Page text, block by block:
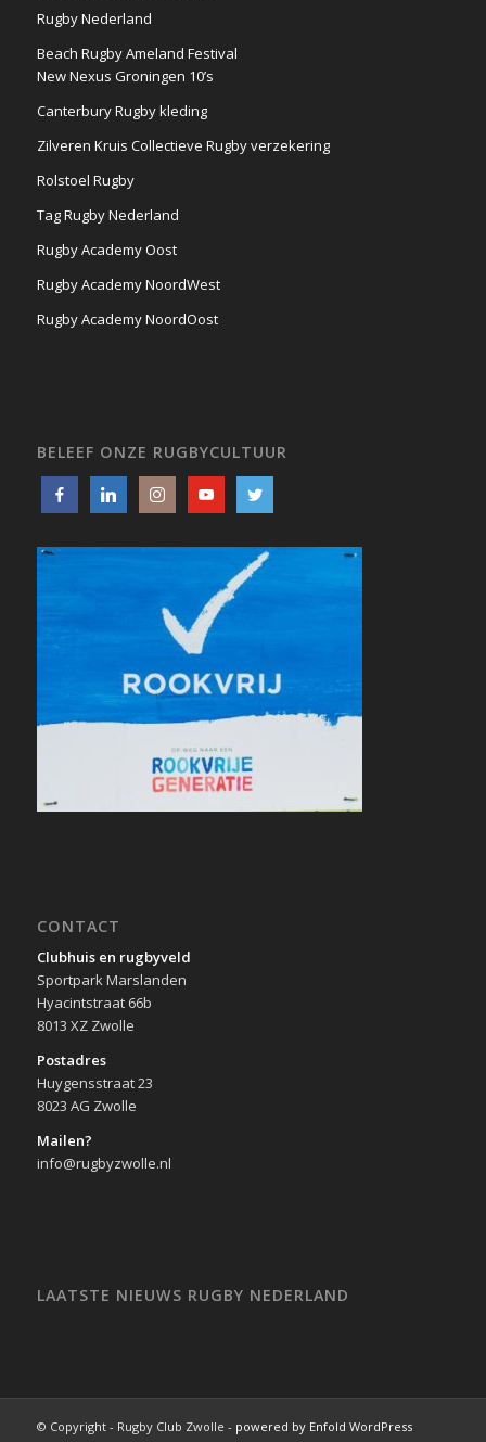
Rugby Nederland
Beach Rugby Ameland Festival
New Nexus Groningen 10’s
Canterbury Rugby kleding
Zilveren Kruis Collectieve Rugby verzekering
Rolstoel Rugby
Tag Rugby Nederland
Rugby Academy Oost
Rugby Academy NoordWest
Rugby Academy NoordOost
BELEEF ONZE RUGBYCULTUUR
CONTACT
Clubhuis en rugbyveld
Sportpark Marslanden
Hyacintstraat 66b
8013 XZ Zwolle
Postadres
Huygensstraat 23
8023 AG Zwolle
Mailen?
info@rugbyzwolle.nl
LAATSTE NIEUWS RUGBY NEDERLAND
© Copyright - Rugby Club Zwolle - powered by Enfold WordPress